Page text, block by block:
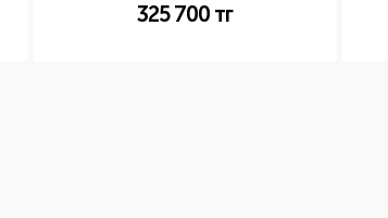
325 700тг